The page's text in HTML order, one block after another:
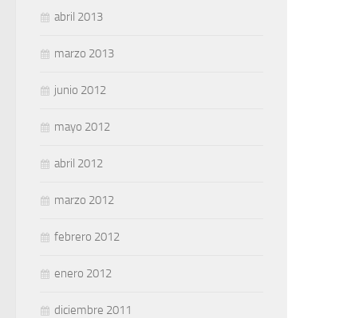
abril 2013
marzo 2013
junio 2012
mayo 2012
abril 2012
marzo 2012
febrero 2012
enero 2012
diciembre 2011